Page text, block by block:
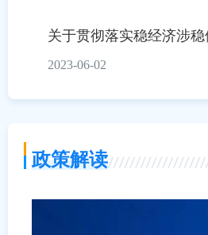
关于贯彻落实稳经济涉
2023-06-02
政策解读